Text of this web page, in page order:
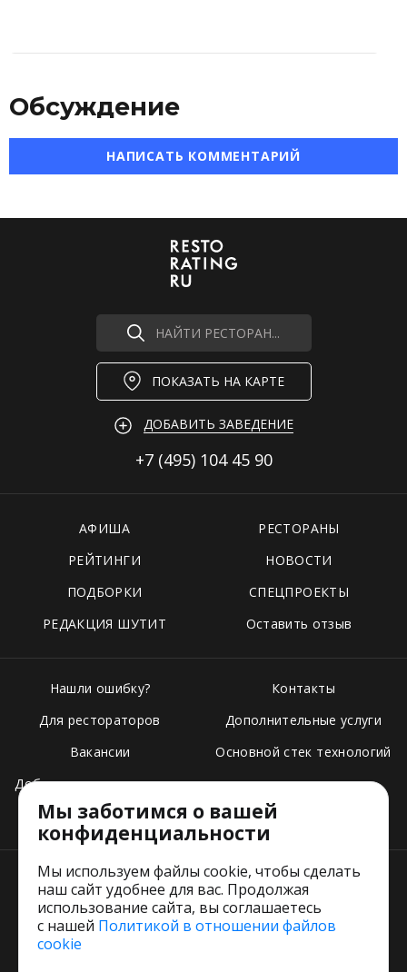
Обсуждение
НАПИСАТЬ КОММЕНТАРИЙ
НАЙТИ РЕСТОРАН...
ПОКАЗАТЬ НА КАРТЕ
ДОБАВИТЬ ЗАВЕДЕНИЕ
+7 (495) 104 45 90
АФИША
РЕСТОРАНЫ
РЕЙТИНГИ
НОВОСТИ
ПОДБОРКИ
СПЕЦПРОЕКТЫ
РЕДАКЦИЯ ШУТИТ
Оставить отзыв
Нашли ошибку?
Для рестораторов
Вакансии
Добавить свое заведение
Тарифы
Контакты
Дополнительные услуги
Основной стек технологий
Пользовательское соглашение
Мы заботимся о вашей
конфиденциальности
Мы используем файлы cookie, чтобы сделать
наш сайт удобнее для вас. Продолжая
использование сайта, вы соглашаетесь
с нашей Политикой в отношении файлов
cookie